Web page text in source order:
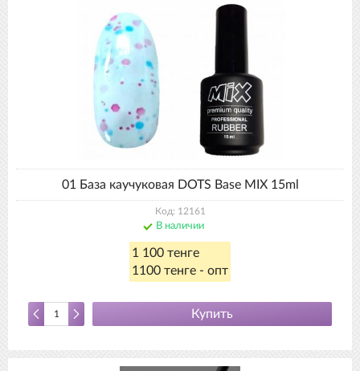
01 База каучуковая DOTS Base MIX 15ml
Код: 12161
В наличии
1 100 тенге
1100 тенге - опт
Купить